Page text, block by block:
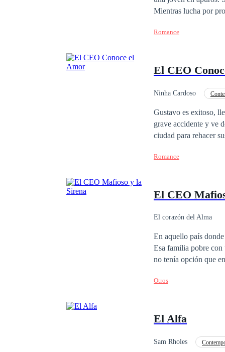
donde el deseo es un
Mientras lucha por
Pamela de formas
Romance
El CEO
Ninha Cardoso
Gustavo es exitoso,
grave accidente y ve
ciudad para rehacer
cuidar el pequeño
obligaciones, gira en
Romance
El CEO
El corazón del Alma
En aquello país
Esa familia pobre con un hijo, donde el padre trabaja por un mafioso, el más peligroso de la ciudad,dado que el
no tenía opción que
corazón mató al
Sirena; Esa Sirena
Otros
El Alfa
Sam Rholes